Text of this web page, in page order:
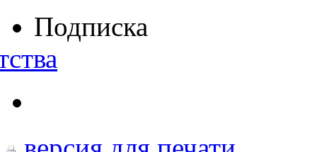
Подписка